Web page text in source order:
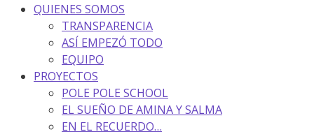
QUIENES SOMOS
TRANSPARENCIA
ASÍ EMPEZÓ TODO
EQUIPO
PROYECTOS
POLE POLE SCHOOL
EL SUEÑO DE AMINA Y SALMA
EN EL RECUERDO…